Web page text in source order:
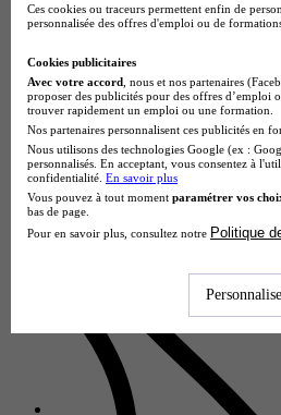
EREA
Hérouville-Saint-Clair 14200
Le CAP maçon proposé par
d'enseignement adapté Yvonne
fondamentales du gros œuvre et
programme : réalisation d…
Ces cookies ou traceurs permettent enfin de
personnalisée des offres d'emploi ou de
Cookies publicitaires
Avec votre accord , nous et nos partenaires
proposer des publicités pour des offres d’emploi
trouver rapidement un emploi ou une formation.
Nos partenaires personnalisent ces publicités en
Nous utilisons des technologies Google (ex :
personnalisés. En acceptant, vous consentez à
confidentialité. En savoir plus
Vous pouvez à tout moment paramétrer vos
bas de page.
Pour en savoir plus, consultez notre Politique